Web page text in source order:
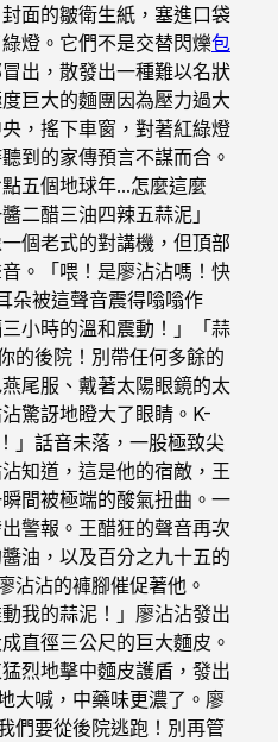
面的皺衛生紙，塞進口袋
燈。它們不是交替閃爍包
出，散發出一種難以名狀
巨大的麵團因為壓力過大
，搖下車窗，對著紅綠燈
到的家傳預言不謀而合。
五個地球年…怎麼這麼
二醋三油四辣五蒜泥」
個老式的對講機，但頂部
。「喂！是廖沾沾嗎！快
朵被這聲音震得嗡嗡作
小時的溫和震動！」「蒜
的後院！別帶任何多餘的
尾服、戴著太陽眼鏡的太
驚訝地瞪大了眼睛。K-
」話音未落，一股極致尖
知道，這是他的宿敵，王
間被極端的酸氣扭曲。一
警報。王醋狂的聲音再次
油，以及百分之九十五的
沾沾的褲腳催促著他。
我的蒜泥！」廖沾沾發出
直徑三公尺的巨大麵皮。
烈地擊中麵皮護盾，發出
大喊，中藥味更濃了。廖
們要從後院逃跑！別再管